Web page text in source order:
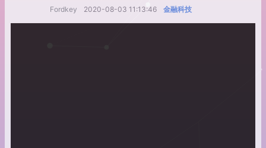
Fordkey 2020-08-03 11:13:46 金融科技